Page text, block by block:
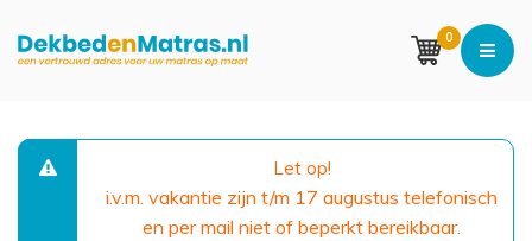
0
Let op!
i.v.m. vakantie zijn t/m 17 augustus telefonisch
en per mail niet of beperkt bereikbaar.